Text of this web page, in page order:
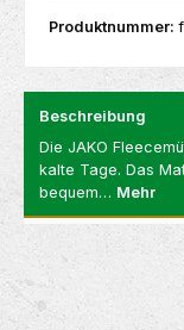
Produktnummer:
Beschreibung
Die JAKO
kalte Tage. Das
bequem… Mehr